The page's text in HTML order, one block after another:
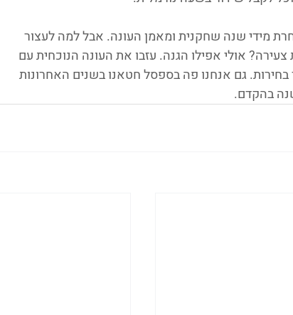
מידי שנה שחקנית ומאמן העונה. אבל למה לעצור
אולי אפילו הגנה. עזבו את העונה הנוכחית עם
בחירות. גם אנחנו פה בספסל חטאנו בשנים האחרונות
בהקדם.